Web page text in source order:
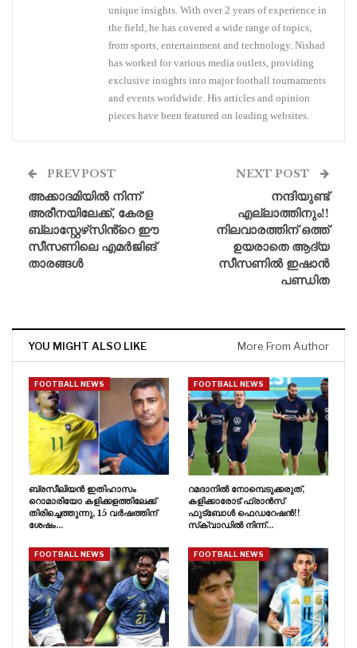
unique insights. With over 2 years of experience in
the field, he has covered a wide range of topics,
from sports, entertainment and technology. Nishad
has worked for various media outlets, providing
exclusive insights into major football tournaments
and events worldwide. His articles and opinion
pieces have been featured on leading websites.
PREV POST
അക്കാദമിയിൽ നിന്ന്
അരീനയിലേക്ക്, കേരള
ബ്ലാസ്റ്റേഴ്‌സിൻ്റെ ഈ
സീസണിലെ എമർജിങ്
താരങ്ങൾ
NEXT POST
നന്ദിയുണ്ട്
എല്ലാത്തിനും!!
നിലവാരത്തിന് ഒത്ത്
ഉയരാതെ ആദ്യ
സീസണിൽ ഇഷാൻ
പണ്ഡിത
YOU MIGHT ALSO LIKE More From Author
FOOTBALL NEWS
ബ്രസീലിയൻ ഇതിഹാസം
റൊമാരിയോ കളിക്കളത്തിലേക്ക്
തിരിച്ചെത്തുന്നു, 15 വർഷത്തിന്
ശേഷം…
FOOTBALL NEWS
റമദാനിൽ നോമ്പെടുക്കരുത്,
കളിക്കാരോട് ഫ്രാൻസ്
ഫുട്‍ബോൾ ഫെഡറേഷൻ!!
സ്‌ക്വാഡിൽ നിന്ന്…
FOOTBALL NEWS FOOTBALL NEWS